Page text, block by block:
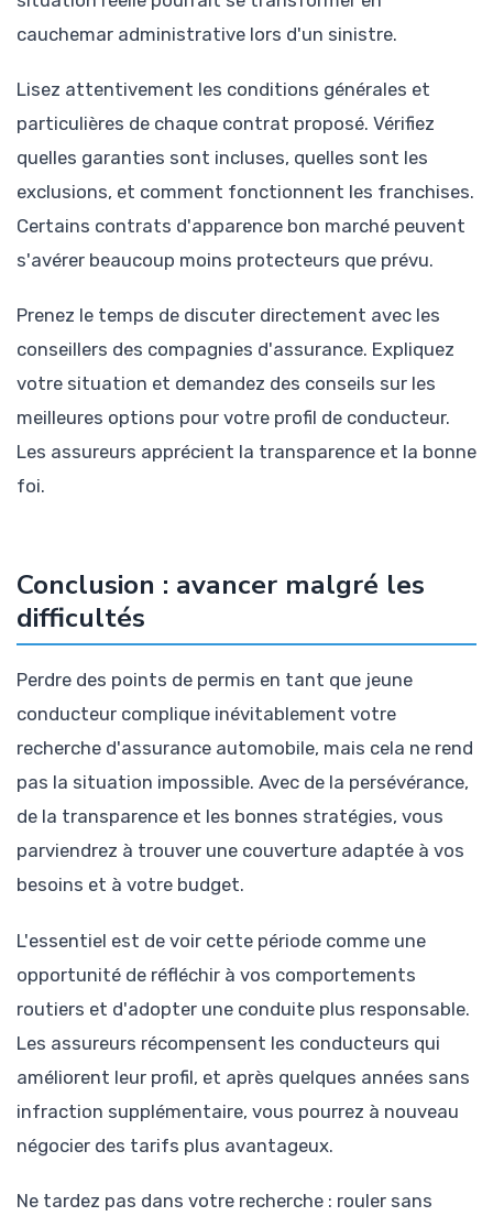
cauchemar administrative lors d'un sinistre.
Lisez attentivement les conditions générales et
particulières de chaque contrat proposé. Vérifiez
quelles garanties sont incluses, quelles sont les
exclusions, et comment fonctionnent les franchises.
Certains contrats d'apparence bon marché peuvent
s'avérer beaucoup moins protecteurs que prévu.
Prenez le temps de discuter directement avec les
conseillers des compagnies d'assurance. Expliquez
votre situation et demandez des conseils sur les
meilleures options pour votre profil de conducteur.
Les assureurs apprécient la transparence et la bonne
foi.
Conclusion : avancer malgré les
difficultés
Perdre des points de permis en tant que jeune
conducteur complique inévitablement votre
recherche d'assurance automobile, mais cela ne rend
pas la situation impossible. Avec de la persévérance,
de la transparence et les bonnes stratégies, vous
parviendrez à trouver une couverture adaptée à vos
besoins et à votre budget.
L'essentiel est de voir cette période comme une
opportunité de réfléchir à vos comportements
routiers et d'adopter une conduite plus responsable.
Les assureurs récompensent les conducteurs qui
améliorent leur profil, et après quelques années sans
infraction supplémentaire, vous pourrez à nouveau
négocier des tarifs plus avantageux.
Ne tardez pas dans votre recherche : rouler sans